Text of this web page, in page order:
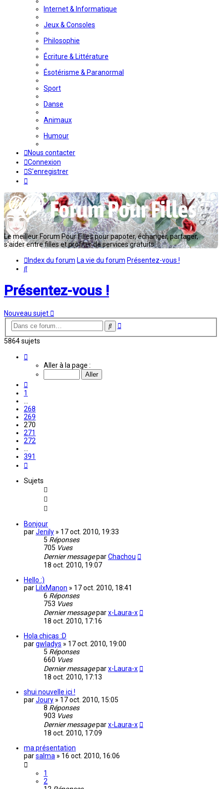
Internet & Informatique
Jeux & Consoles
Philosophie
Écriture & Littérature
Ésotérisme & Paranormal
Sport
Danse
Animaux
Humour
Nous contacter
Connexion
S’enregistrer
Le meilleur Forum Pour Filles pour papoter, échanger, partager,
s'aider entre filles et profiter de services gratuits...
Index du forum La vie du forum Présentez-vous !
Rechercher
Présentez-vous !
Nouveau sujet
Rechercher
Recherche
5864 sujets
270
Aller à la page :
1
268
269
270
271
272
391
Sujets
Bonjour
parJenily » 17 oct. 2010, 19:33
5 Réponses
705 Vues
Dernier messageparChachou
18 oct. 2010, 19:07
Hello :)
par LilxManon » 17 oct. 2010, 18:41
6 Réponses
753 Vues
Dernier messageparx-Laura-x
18 oct. 2010, 17:16
Hola chicas :D
pargwladys » 17 oct. 2010, 19:00
5 Réponses
660 Vues
Dernier messageparx-Laura-x
18 oct. 2010, 17:13
shui nouvelle ici !
parJoury » 17 oct. 2010, 15:05
8 Réponses
903 Vues
Dernier messageparx-Laura-x
18 oct. 2010, 17:09
ma présentation
parsalma » 16 oct. 2010, 16:06
1
2